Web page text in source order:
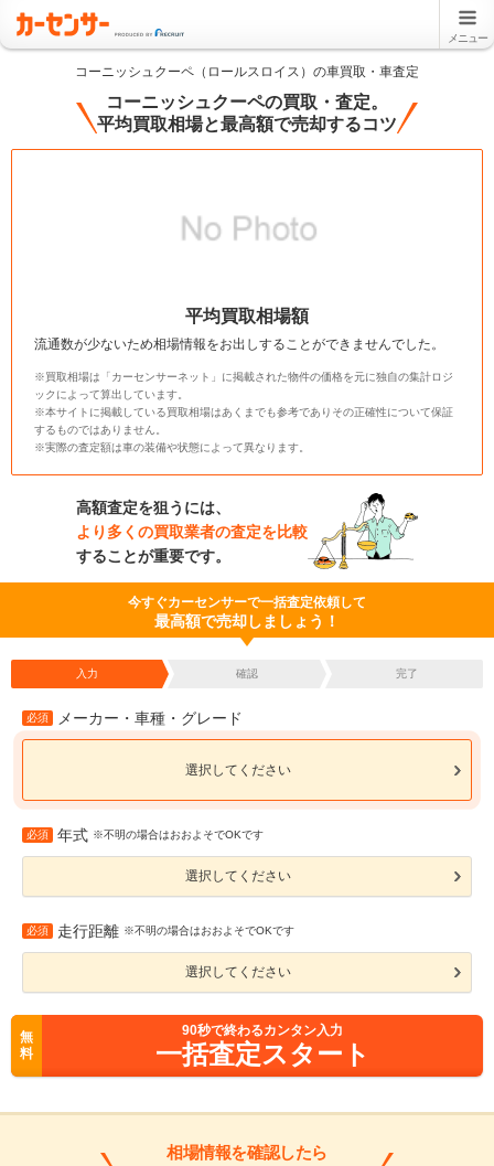
メニュー
コーニッシュクーペ（ロールスロイス）の車買取・車査定
コーニッシュクーペの買取・査定。
平均買取相場と最高額で売却するコツ
平均買取相場額
流通数が少ないため相場情報をお出しすることができませんでした。
※買取相場は「カーセンサーネット」に掲載された物件の価格を元に独自の集計ロジ
ックによって算出しています。
※本サイトに掲載している買取相場はあくまでも参考でありその正確性について保証
するものではありません。
※実際の査定額は車の装備や状態によって異なります。
高額査定を狙うには、
より多くの買取業者の査定を比較
することが重要です。
今すぐカーセンサーで一括査定依頼して
最高額で売却しましょう！
入力 確認 完了
必須 メーカー・車種・グレード
選択してください
必須 年式 ※不明の場合はおおよそでOKです
選択してください
必須 走行距離 ※不明の場合はおおよそでOKです
選択してください
無
料
90秒で終わるカンタン入力
一括査定スタート
相場情報を確認したら